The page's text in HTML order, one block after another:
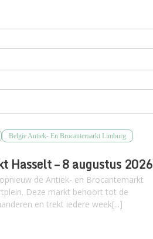
Belgie Antiek- En Brocantemarkt Limburg
Hasselt – 8 augustus 2026
de Antiek- en Brocantemarkt
Deze markt behoort tot de
en trekt iedere week[...]